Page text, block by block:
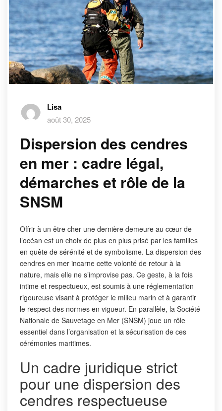
Lisa
août 30, 2025
Dispersion des cendres
en mer : cadre légal,
démarches et rôle de la
SNSM
Offrir à un être cher une dernière demeure au cœur de
l’océan est un choix de plus en plus prisé par les familles
en quête de sérénité et de symbolisme. La dispersion des
cendres en mer incarne cette volonté de retour à la
nature, mais elle ne s’improvise pas. Ce geste, à la fois
intime et respectueux, est soumis à une réglementation
rigoureuse visant à protéger le milieu marin et à garantir
le respect des normes en vigueur. En parallèle, la Société
Nationale de Sauvetage en Mer (SNSM) joue un rôle
essentiel dans l’organisation et la sécurisation de ces
cérémonies maritimes.
Un cadre juridique strict
pour une dispersion des
cendres respectueuse